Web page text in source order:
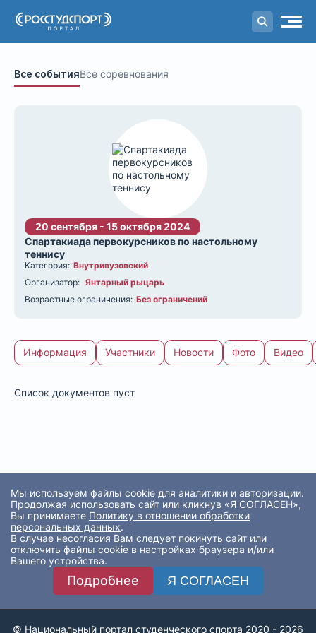
Порталстуденческого спорта
Все событияВсе соревнования
20 сентября - 15 октября 2024
Спартакиада первокурсников по настольному
теннису
Категория: Внутривузовский
Организатор: Янтарный рыцарь
Возрастные ограничения: Без ограничений
Информация Участники Новости Фото Видео
Список документов пуст
Мы используем файлы cookie для аналитики и авторизации.
Продолжая использовать сайт или кликнув «Я СОГЛАСЕН»,
Вы принимаете Политику в отношении обработки
персональных данных.
В случае несогласия Вам следует покинуть сайт или
отключить файлы cookie в настройках браузера и/или
Вашего устройства.
Подробнее Я СОГЛАСЕН
© Национальный портал студенческого спорта 2020 - 2026